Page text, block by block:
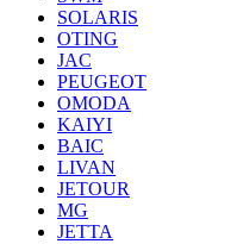
SOLARIS
OTING
JAC
PEUGEOT
OMODA
KAIYI
BAIC
LIVAN
JETOUR
MG
JETTA